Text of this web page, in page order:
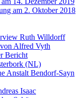
am 2. Oktober 2018
Ruth Willdorff
Alfred Vyth
Bericht
(NL)
Anstalt Bendorf-Sayn
Isaac